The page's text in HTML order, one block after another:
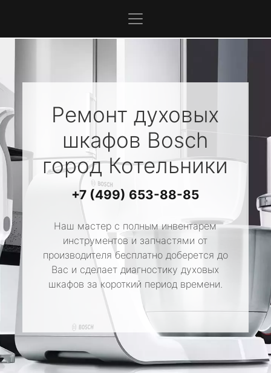
Ремонт духовых
шкафов Bosch
город Котельники
+7 (499) 653-88-85
Наш мастер с полным инвентарем
инструментов и запчастями от
производителя бесплатно доберется до
Вас и сделает диагностику духовых
шкафов за короткий период времени.